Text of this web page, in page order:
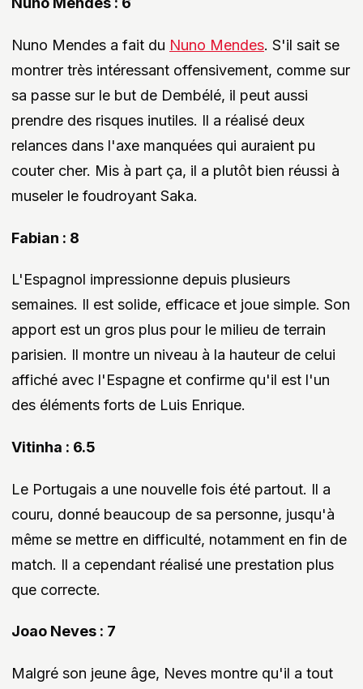
Nuno Mendes a fait du Nuno Mendes. S'il sait se
montrer très intéressant offensivement, comme sur
sa passe sur le but de Dembélé, il peut aussi
prendre des risques inutiles. Il a réalisé deux
relances dans l'axe manquées qui auraient pu
couter cher. Mis à part ça, il a plutôt bien réussi à
museler le foudroyant Saka.
Fabian : 8
L'Espagnol impressionne depuis plusieurs
semaines. Il est solide, efficace et joue simple. Son
apport est un gros plus pour le milieu de terrain
parisien. Il montre un niveau à la hauteur de celui
affiché avec l'Espagne et confirme qu'il est l'un
des éléments forts de Luis Enrique.
Vitinha : 6.5
Le Portugais a une nouvelle fois été partout. Il a
couru, donné beaucoup de sa personne, jusqu'à
même se mettre en difficulté, notamment en fin de
match. Il a cependant réalisé une prestation plus
que correcte.
Joao Neves : 7
Malgré son jeune âge, Neves montre qu'il a tout